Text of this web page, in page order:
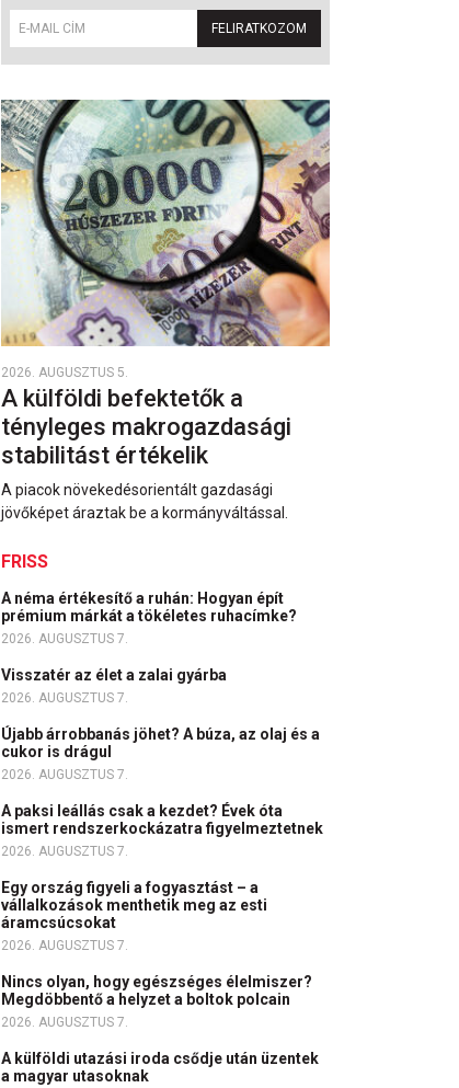
FELIRATKOZOM
2026. AUGUSZTUS 5.
A külföldi befektetők a
tényleges makrogazdasági
stabilitást értékelik
A piacok növekedésorientált gazdasági
jövőképet áraztak be a kormányváltással.
FRISS
A néma értékesítő a ruhán: Hogyan épít
prémium márkát a tökéletes ruhacímke?
2026. AUGUSZTUS 7.
Visszatér az élet a zalai gyárba
2026. AUGUSZTUS 7.
Újabb árrobbanás jöhet? A búza, az olaj és a
cukor is drágul
2026. AUGUSZTUS 7.
A paksi leállás csak a kezdet? Évek óta
ismert rendszerkockázatra figyelmeztetnek
2026. AUGUSZTUS 7.
Egy ország figyeli a fogyasztást – a
vállalkozások menthetik meg az esti
áramcsúcsokat
2026. AUGUSZTUS 7.
Nincs olyan, hogy egészséges élelmiszer?
Megdöbbentő a helyzet a boltok polcain
2026. AUGUSZTUS 7.
A külföldi utazási iroda csődje után üzentek
a magyar utasoknak